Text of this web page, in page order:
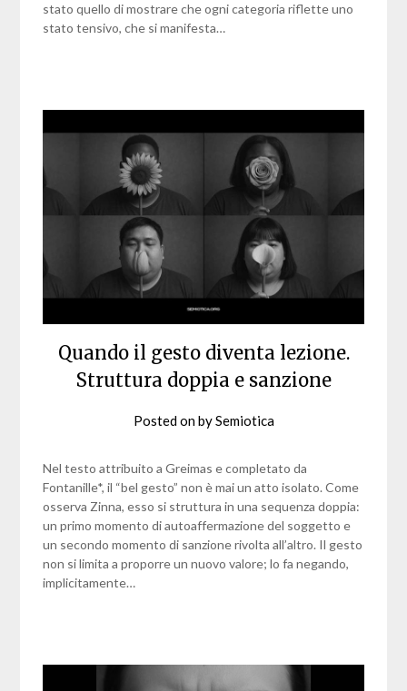
stato quello di mostrare che ogni categoria riflette uno
stato tensivo, che si manifesta…
Quando il gesto diventa lezione.
Struttura doppia e sanzione
Posted onbySemiotica
Nel testo attribuito a Greimas e completato da
Fontanille*, il “bel gesto” non è mai un atto isolato. Come
osserva Zinna, esso si struttura in una sequenza doppia:
un primo momento di autoaffermazione del soggetto e
un secondo momento di sanzione rivolta all’altro. Il gesto
non si limita a proporre un nuovo valore; lo fa negando,
implicitamente…